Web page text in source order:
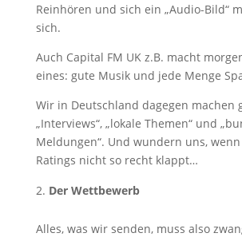
Reinhören und sich ein „Audio-Bild“
sich.
Auch Capital FM UK z.B. macht
eines: gute Musik und jede Menge
Wir in Deutschland dagegen machen
„Interviews“, „lokale Themen“ und
Meldungen“. Und wundern uns,
Ratings nicht so recht klappt…
Der Wettbewerb
Alles, was wir senden, muss also